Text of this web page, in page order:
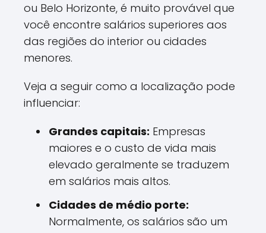
ou Belo Horizonte, é muito provável que
você encontre salários superiores aos
das regiões do interior ou cidades
menores.
Veja a seguir como a localização pode
influenciar:
Grandes capitais: Empresas
maiores e o custo de vida mais
elevado geralmente se traduzem
em salários mais altos.
Cidades de médio porte:
Normalmente, os salários são um